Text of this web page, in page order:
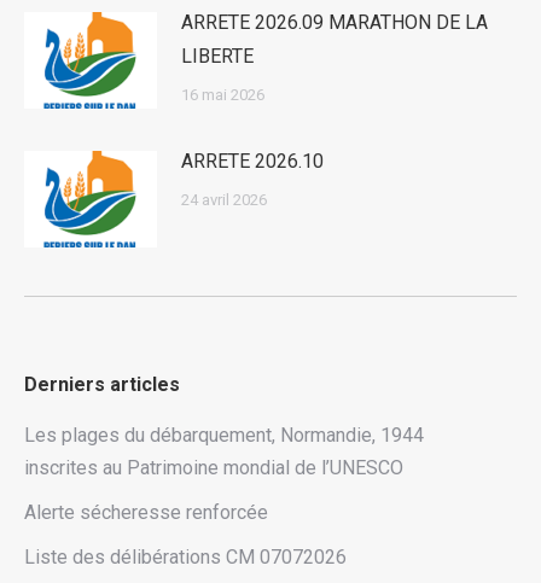
ARRETE 2026.09 MARATHON DE LA
LIBERTE
16 mai 2026
ARRETE 2026.10
24 avril 2026
Derniers articles
Les plages du débarquement, Normandie, 1944
inscrites au Patrimoine mondial de l’UNESCO
Alerte sécheresse renforcée
Liste des délibérations CM 07072026